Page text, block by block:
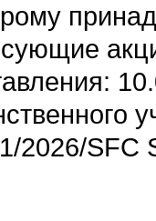
2026/SFC